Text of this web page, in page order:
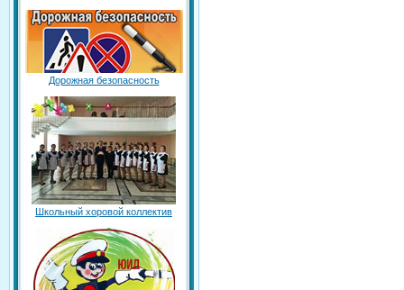
Дорожная безопасность
Школьный хоровой коллектив